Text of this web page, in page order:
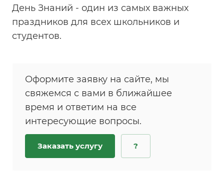
День Знаний - один из самых важных
праздников для всех школьников и
студентов.
Оформите заявку на сайте, мы
свяжемся с вами в ближайшее
время и ответим на все
интересующие вопросы.
Заказать услугу ?